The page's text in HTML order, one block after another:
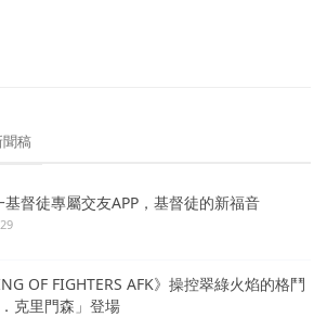
稿
基督徒專屬交友APP，基督徒的新福音
OF FIGHTERS AFK》操控翠綠火焰的格鬥
克里門森」登場